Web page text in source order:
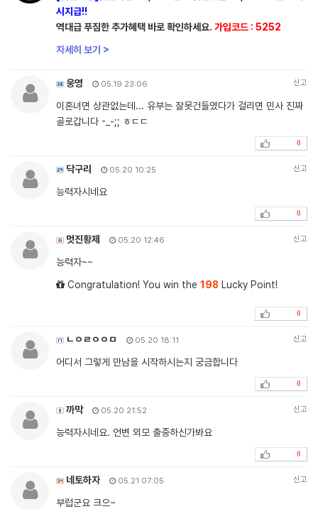
시지급!!
역대급 푸짐한 추가혜택 바로 확인하세요. 가입코드 : 5252
자세히 보기 >
웅영 05.19 23:06 신고
이혼녀면 상관없는데... 유부는 잘못건들였다가 걸리면 민사 진짜
골로갑니다 -_-;; ㅎㄷㄷ
0
닥구리 05.20 10:25 신고
능력자시네요
0
멋진황제 05.20 12:46 신고
능력자~~
Congratulation! You win the 198 Lucky Point!
0
ㄴㅇㄹㅇㅇㅁ 05.20 18:11 신고
어디서 그렇게 만남을 시작하시는지 궁금합니다
0
까막 05.20 21:52 신고
능력자시네요. 언변 외모 출중하신가봐요
0
네토하자 05.21 07:05 신고
부럽군요 크으~